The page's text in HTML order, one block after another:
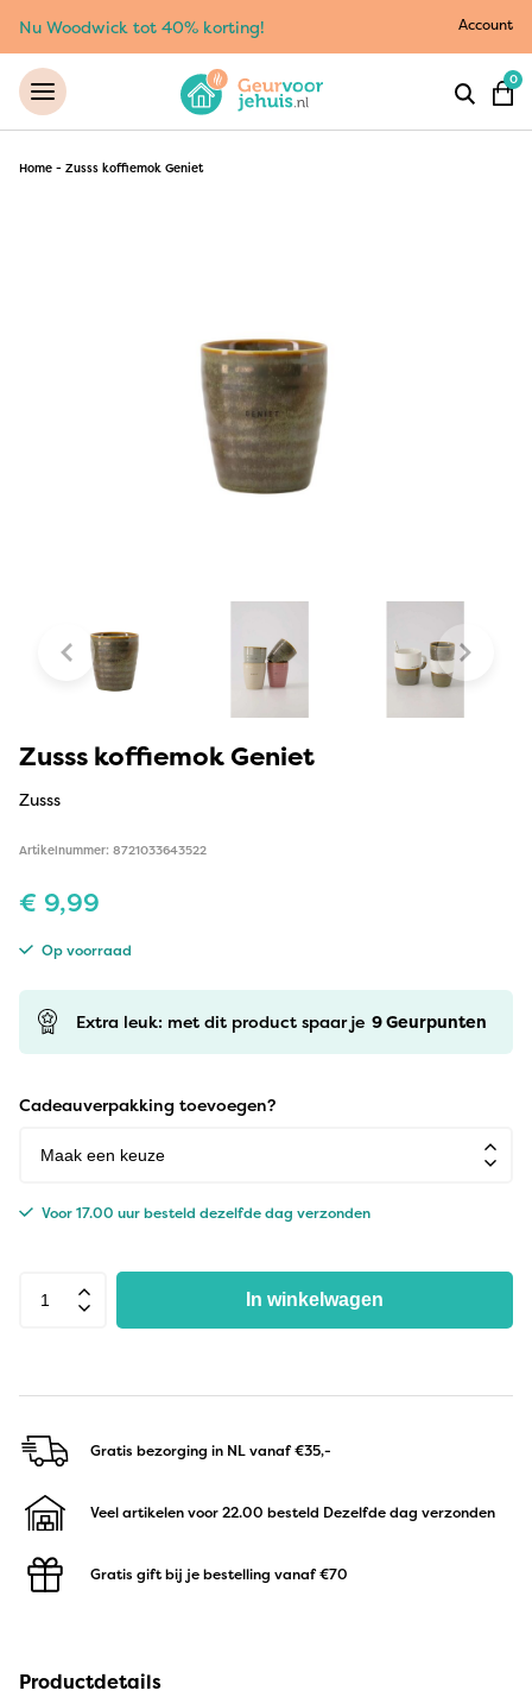
Nu Woodwick tot 40% korting! Account
0
Home - Zusss koffiemok Geniet
Zusss koffiemok Geniet
Zusss
Artikelnummer: 8721033643522
€ 9,99
Op voorraad
Extra leuk: met dit product spaar je 9Geurpunten
Cadeauverpakking toevoegen?
Voor 17.00 uur besteld dezelfde dag verzonden
In winkelwagen
Gratis bezorging in NLvanaf €35,-
Veel artikelen voor 22.00 besteld Dezelfde dag verzonden
Gratis gift bij je bestelling vanaf €70
Productdetails